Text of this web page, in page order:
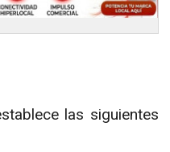
las siguientes